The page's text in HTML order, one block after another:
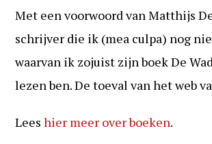
Met een voorwoord van Matthijs
schrijver die ik (mea culpa) nog
waarvan ik zojuist zijn boek De
lezen ben. De toeval van het web
Leeshier meer over boeken.